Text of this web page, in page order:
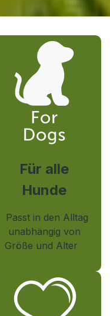
Für alle
Hunde
Passt in den Alltag
unabhängig von
Größe und Alter